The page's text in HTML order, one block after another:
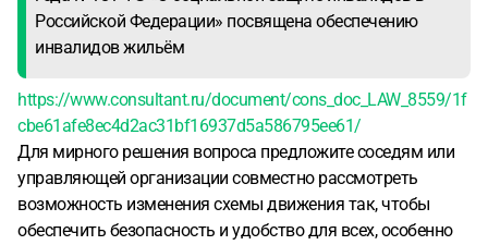
Российской Федерации» посвящена обеспечению
инвалидов жильём
https://www.consultant.ru/document/cons_doc_LAW_8559/1f
cbe61afe8ec4d2ac31bf16937d5a586795ee61/
Для мирного решения вопроса предложите соседям или
управляющей организации совместно рассмотреть
возможность изменения схемы движения так, чтобы
обеспечить безопасность и удобство для всех, особенно